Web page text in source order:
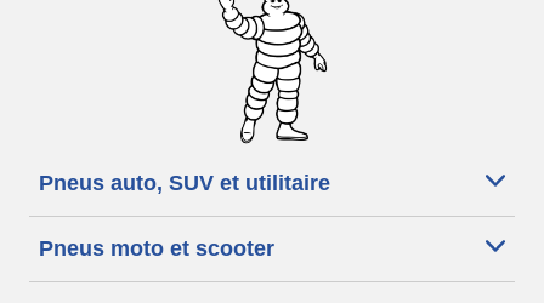
Pneus auto, SUV et utilitaire
Pneus moto et scooter